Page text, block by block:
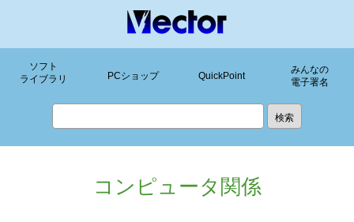
ソフト
ライブラリ
PCショップ QuickPoint
みんなの
電子署名
コンピュータ関係